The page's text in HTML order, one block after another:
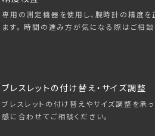
専用の測定機器を使用し、腕時計の精度を
ます。 時間の進み方が気になる際はご相談
ブレスレットの付け替え・サイズ調整
ブレスレットの付け替えやサイズ調整を承
感に合わせてご相談ください。